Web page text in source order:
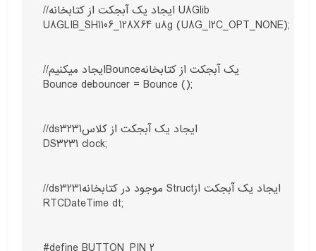
//ایجاد یک آبجکت از کتابخانه U8Glib
U8GLIB_SH1106_128X64 u8g (U8G_I2C_OPT_NONE);
//ایجاد میکنیمBounceیک آبجکت از کتابخانه
Bounce debouncer = Bounce ();
//ds3231ایجاد یک آبجکت از کلاس
DS3231 clock;
//ds3231موجود در کتابخانه Structایجاد یک آبجکت از
RTCDateTime dt;